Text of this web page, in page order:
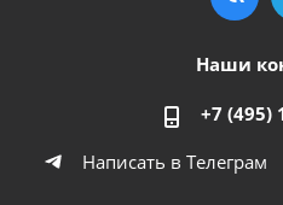
Наши
+7 (495)
Написать в Телеграм